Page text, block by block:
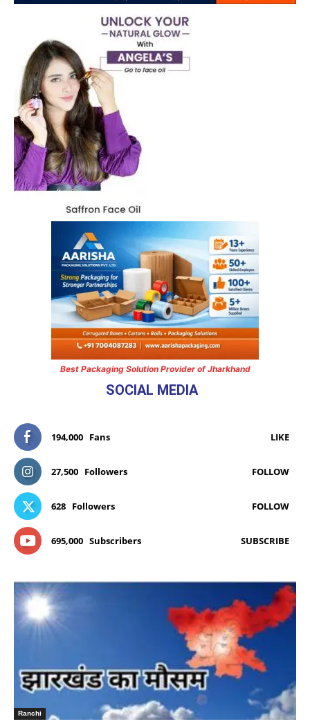
Best Packaging Solution Provider of Jharkhand
SOCIAL MEDIA
194,000 Fans LIKE
27,500 Followers FOLLOW
628 Followers FOLLOW
695,000 Subscribers SUBSCRIBE
Ranchi